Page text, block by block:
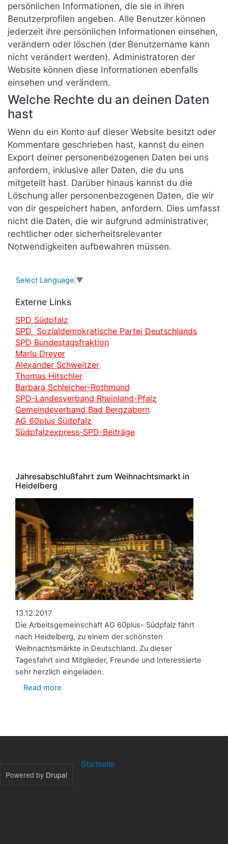
persönlichen Informationen, die sie in ihren
Benutzerprofilen angeben. Alle Benutzer können
jederzeit ihre persönlichen Informationen einsehen,
verändern oder löschen (der Benutzername kann
nicht verändert werden). Administratoren der
Website können diese Informationen ebenfalls
einsehen und verändern.
Welche Rechte du an deinen Daten
hast
Wenn du ein Konto auf dieser Website besitzt oder
Kommentare geschrieben hast, kannst du einen
Export deiner personenbezogenen Daten bei uns
anfordern, inklusive aller Daten, die du uns
mitgeteilt hast. Darüber hinaus kannst du die
Löschung aller personenbezogenen Daten, die wir
von dir gespeichert haben, anfordern. Dies umfasst
nicht die Daten, die wir aufgrund administrativer,
rechtlicher oder sicherheitsrelevanter
Notwendigkeiten aufbewahren müssen.
Select Language ▼
Externe Links
SPD Südpfalz
SPD Sozialdemokratische Partei Deutschlands
SPD Bundestagsfraktion
Marlu Dreyer
Alexander Schweitzer
Thomas Hitschler
Barbara Schleicher-Rothmund
SPD-Landesverband Rheinland-Pfalz
Gemeindeverband Bad Bergzabern
AG 60plus Südpfalz
Südpfalzexpress-SPD-Beiträge
Jahresabschlußfahrt zum Weihnachtsmarkt in
Heidelberg
13.12.2017
Die Arbeitsgemeinschaft AG 60plus- Südpfalz fährt
nach Heidelberg, zu einem der schönsten
Weihnachtsmärkte in Deutschland. Zu dieser
Tagesfahrt sind Mitglieder, Freunde und Interessierte
sehr herzlich eingeladen.
Read more
in
Powered by Drupal
FOOTER
MENU
Startseite